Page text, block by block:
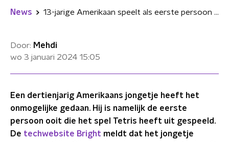
News 13-jarige Amerikaan speelt als eerste persoon ooit het spel Tetris uit
Door: Mehdi
wo 3 januari 2024 15:05
Een dertienjarig Amerikaans jongetje heeft het
onmogelijke gedaan. Hij is namelijk de eerste
persoon ooit die het spel Tetris heeft uit gespeeld.
De techwebsite Bright meldt dat het jongetje